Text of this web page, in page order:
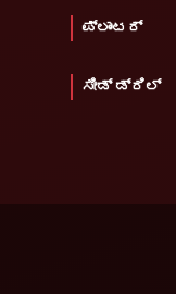
ಪ್ಲಾಂಟರ್
ಸೀಡ್ ಡ್ರಿಲ್